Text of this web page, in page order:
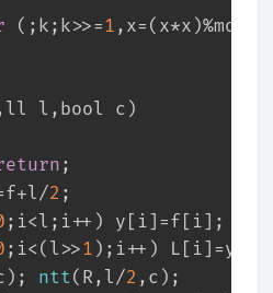
(;k;k>>=1 ,x=(x*x)%mod)
l, bool
c)
;
2 ;
;i<l;i++) y[i]=f[i];
;i<(l>>1 );i++)
ntt(R,l/2 ,c);